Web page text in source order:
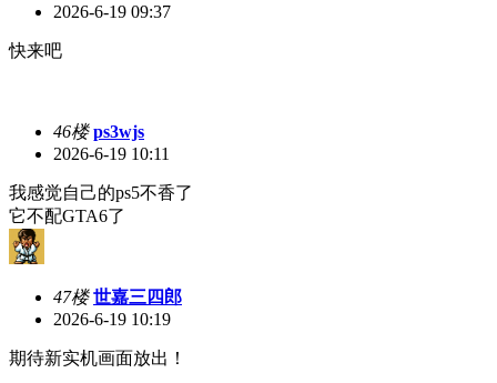
2026-6-19 09:37
快来吧
46楼 ps3wjs
2026-6-19 10:11
我感觉自己的ps5不香了
它不配GTA6了
47楼 世嘉三四郎
2026-6-19 10:19
期待新实机画面放出！